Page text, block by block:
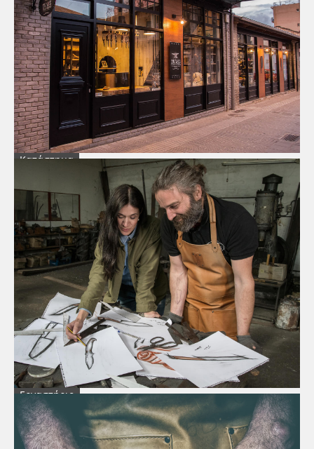
Κατάστημα
Εργαστήριο